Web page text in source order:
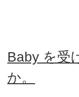
Baby を受
か。